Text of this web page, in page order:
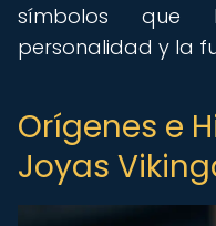
símbolos que
personalidad y la
Orígenes e
Joyas